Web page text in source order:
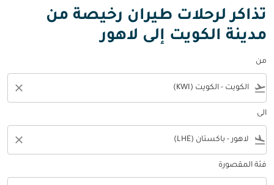
تذاكر لرحلات طيران رخيصة من
مدينة الكويت إلى لاهور
من
flight_takeoff
close
الى
flight_land
close
فئة المقصورة